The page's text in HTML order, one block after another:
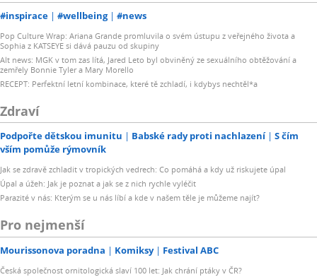
#inspirace #wellbeing #news
Pop Culture Wrap: Ariana Grande promluvila o svém ústupu z veřejného života a
Sophia z KATSEYE si dává pauzu od skupiny
Alt news: MGK v tom zas lítá, Jared Leto byl obviněný ze sexuálního obtěžování a
zemřely Bonnie Tyler a Mary Morello
RECEPT: Perfektní letní kombinace, které tě zchladí, i kdybys nechtěl*a
Zdraví
Podpořte dětskou imunitu Babské rady proti nachlazení
S čím
vším pomůže rýmovník
Jak se zdravě zchladit v tropických vedrech: Co pomáhá a kdy už riskujete úpal
Úpal a úžeh: Jak je poznat a jak se z nich rychle vyléčit
Parazité v nás: Kterým se u nás líbí a kde v našem těle je můžeme najít?
Pro nejmenší
Mourissonova poradna Komiksy Festival ABC
Česká společnost ornitologická slaví 100 let: Jak chrání ptáky v ČR?